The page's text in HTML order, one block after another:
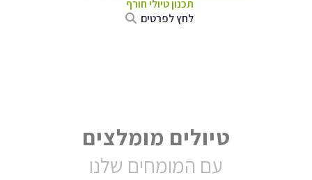
תכנון טיולי חורף
לחץ לפרטים
טיולים מומלצים
עם המומחים שלנו